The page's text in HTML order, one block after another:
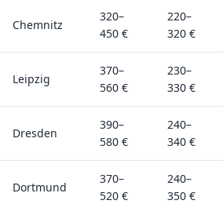
Chemnitz
320–
450 €
220–
320 €
Leipzig
370–
560 €
230–
330 €
Dresden
390–
580 €
240–
340 €
Dortmund
370–
520 €
240–
350 €